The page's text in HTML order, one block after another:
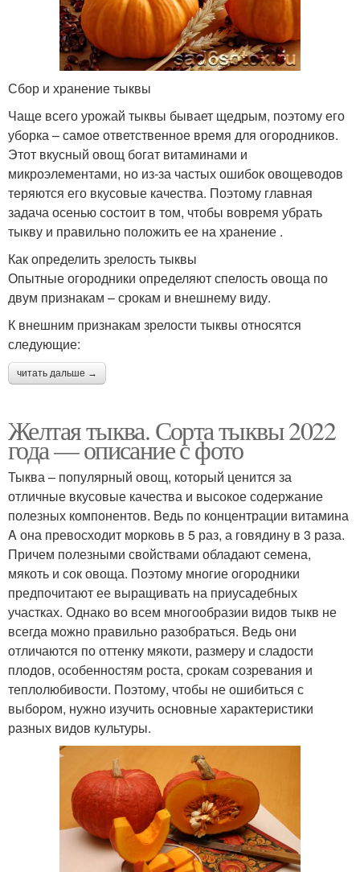
Сбор и хранение тыквы
Чаще всего урожай тыквы бывает щедрым, поэтому его
уборка – самое ответственное время для огородников.
Этот вкусный овощ богат витаминами и
микроэлементами, но из-за частых ошибок овощеводов
теряются его вкусовые качества. Поэтому главная
задача осенью состоит в том, чтобы вовремя убрать
тыкву и правильно положить ее на хранение .
Как определить зрелость тыквы
Опытные огородники определяют спелость овоща по
двум признакам – срокам и внешнему виду.
К внешним признакам зрелости тыквы относятся
следующие:
читать дальше →
Желтая тыква. Сорта тыквы 2022
года — описание с фото
Тыква – популярный овощ, который ценится за
отличные вкусовые качества и высокое содержание
полезных компонентов. Ведь по концентрации витамина
A она превосходит морковь в 5 раз, а говядину в 3 раза.
Причем полезными свойствами обладают семена,
мякоть и сок овоща. Поэтому многие огородники
предпочитают ее выращивать на приусадебных
участках. Однако во всем многообразии видов тыкв не
всегда можно правильно разобраться. Ведь они
отличаются по оттенку мякоти, размеру и сладости
плодов, особенностям роста, срокам созревания и
теплолюбивости. Поэтому, чтобы не ошибиться с
выбором, нужно изучить основные характеристики
разных видов культуры.